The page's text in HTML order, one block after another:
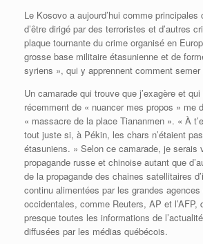
Le Kosovo a aujourd’hui comme principales
d’être dirigé par des terroristes et d’autres
plaque tournante du crime organisé en
grosse base militaire étasunienne et de
syriens », qui y apprennent comment semer
Un camarade qui trouve que j’exagère et
récemment de « nuancer mes propos » me
« massacre de la place Tiananmen ». « À
tout juste si, à Pékin, les chars n’étaient
étasuniens. » Selon ce camarade, je serais
propagande russe et chinoise autant que
de la propagande des chaines satellitaires
continu alimentées par les grandes
occidentales, comme Reuters, AP et l’AFP,
presque toutes les informations de
diffusées par les médias québécois.